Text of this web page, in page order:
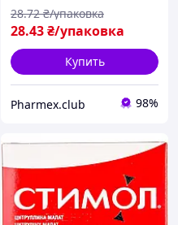
28.43₴/упаковка
28.72 ₴/упаковка
Купить
Pharmex.club 98%